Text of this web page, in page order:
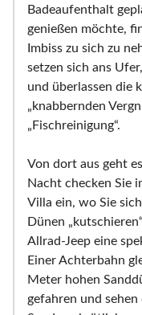
Badeaufenthalt
genießen möchte,
Imbiss zu sich zu
setzen sich ans
und überlassen die
„knabbernden
„Fischreinigung“.
Von dort aus geht
Nacht checken Sie
Villa ein, wo Sie
Dünen
Allrad-Jeep eine
Einer Achterbahn
Meter hohen
gefahren und